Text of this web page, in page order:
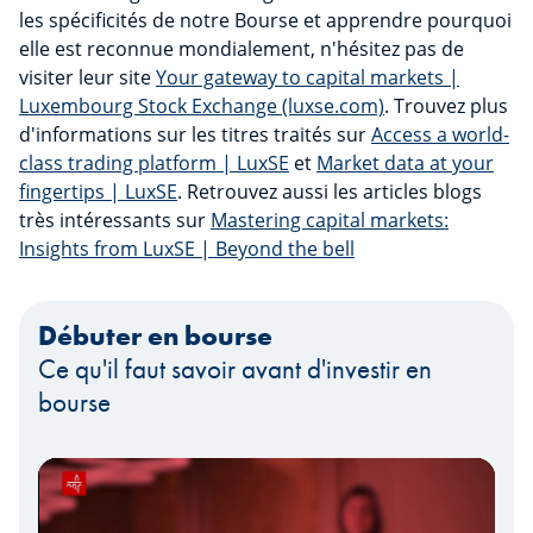
les spécificités de notre Bourse et apprendre pourquoi
elle est reconnue mondialement, n'hésitez pas de
visiter leur siteYour gateway to capital markets |
Luxembourg Stock Exchange (luxse.com). Trouvez plus
d'informations sur les titres traités surAccess a world-
class trading platform | LuxSE et Market data at your
fingertips | LuxSE. Retrouvez aussi les articles blogs
très intéressants sur Mastering capital markets:
Insights from LuxSE | Beyond the bell
Débuter en bourse
Ce qu'il faut savoir avant d'investir en
bourse